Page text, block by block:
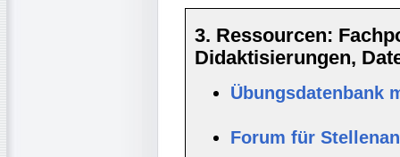
3. Ressourcen:
Didaktisierungen,
Übungsdatenbank
Forum für